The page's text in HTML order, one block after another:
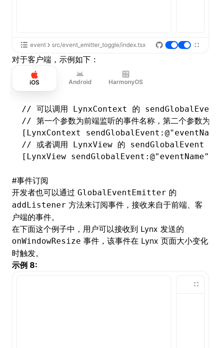
event src/event_emitter_toggle/index.tsx
对于客户端，示例如下：
iOS Android HarmonyOS
// 可以调用 LynxContext 的 sendGlobalEvent
// 第一个参数为前端监听的事件名称，第二个参数为前
[LynxContext sendGlobalEvent :
// 或者调用 LynxView 的 sendGlobalEvent 函
[LynxView sendGlobalEvent : @"eventName"
#事件订阅
开发者也可以通过 GlobalEventEmitter 的
addListener 方法来订阅事件，接收来自于前端、客
户端的事件。
在下面这个例子中，用户可以接收到 Lynx 发送的
onWindowResize 事件，该事件在 Lynx 页面大小变化
时触发。
示例 8: